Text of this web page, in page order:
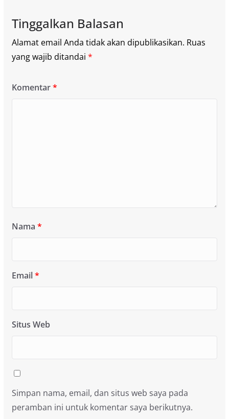
Tinggalkan Balasan
Alamat email Anda tidak akan dipublikasikan. Ruas
yang wajib ditandai *
Komentar*
Nama *
Email*
Situs Web
Simpan nama, email, dan situs web saya pada
peramban ini untuk komentar saya berikutnya.